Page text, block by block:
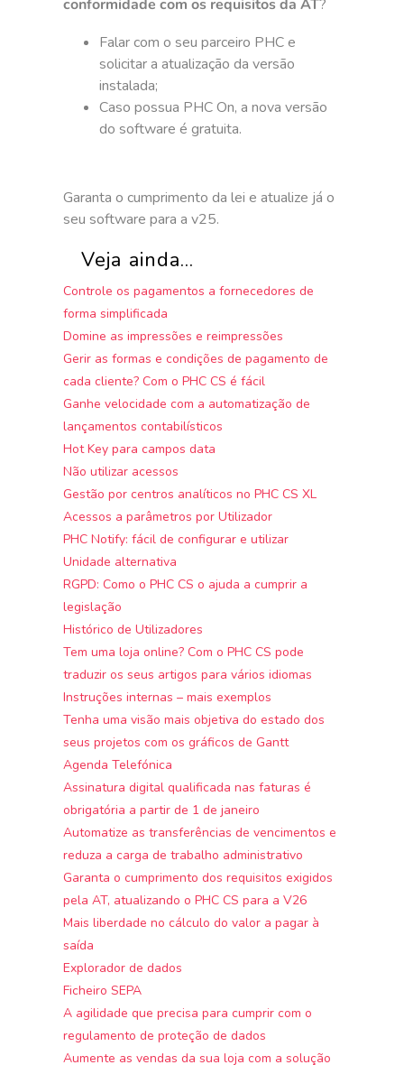
conformidade com os requisitos da AT?
Falar com o seu parceiro PHC e
solicitar a atualização da versão
instalada;
Caso possua PHC On, a nova versão
do software é gratuita.
Garanta o cumprimento da lei e atualize já o
seu software para a v25.
Veja ainda...
Controle os pagamentos a fornecedores de
forma simplificada
Domine as impressões e reimpressões
Gerir as formas e condições de pagamento de
cada cliente? Com o PHC CS é fácil
Ganhe velocidade com a automatização de
lançamentos contabilísticos
Hot Key para campos data
Não utilizar acessos
Gestão por centros analíticos no PHC CS XL
Acessos a parâmetros por Utilizador
PHC Notify: fácil de configurar e utilizar
Unidade alternativa
RGPD: Como o PHC CS o ajuda a cumprir a
legislação
Histórico de Utilizadores
Tem uma loja online? Com o PHC CS pode
traduzir os seus artigos para vários idiomas
Instruções internas – mais exemplos
Tenha uma visão mais objetiva do estado dos
seus projetos com os gráficos de Gantt
Agenda Telefónica
Assinatura digital qualificada nas faturas é
obrigatória a partir de 1 de janeiro
Automatize as transferências de vencimentos e
reduza a carga de trabalho administrativo
Garanta o cumprimento dos requisitos exigidos
pela AT, atualizando o PHC CS para a V26
Mais liberdade no cálculo do valor a pagar à
saída
Explorador de dados
Ficheiro SEPA
A agilidade que precisa para cumprir com o
regulamento de proteção de dados
Aumente as vendas da sua loja com a solução